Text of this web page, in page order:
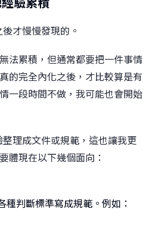
才慢慢發現的。
法累積，但通常都要把一件事情
的完全內化之後，才比較算是有
一段時間不做，我可能也會開始
理成文件或規範，這也讓我更
體現在以下幾個面向：
種判斷標準寫成規範。例如：